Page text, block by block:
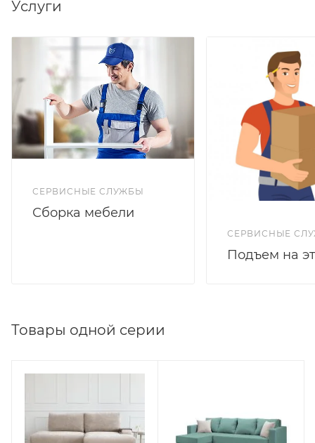
Наполнение матраса: пружинный блок.
Под заказ цветовое исполнение в коллекции ткани
велюр. Коллекция Velutto более 20 цветовых
решений на выбор.
Услуги
СЕРВИСНЫЕ СЛУЖБЫ
Сборка мебели
СЕРВИСНЫЕ
Подъем на
Товары одной серии